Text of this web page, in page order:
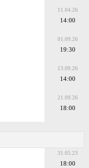
11.04.26
14:00
01.09.26
19:30
13.09.26
14:00
21.09.26
18:00
31.05.23
18:00